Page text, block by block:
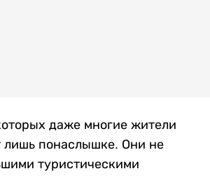
даже многие жители
лишь понаслышке. Они не
туристическими